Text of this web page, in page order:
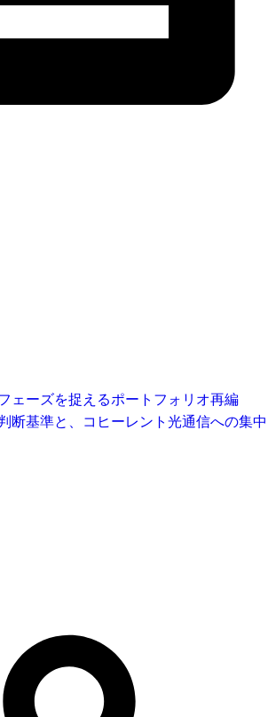
ェーズを捉えるポートフォリオ再編
断基準と、コヒーレント光通信への集中